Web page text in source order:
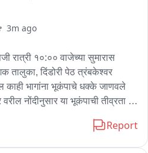
3m ago
रात्री १०:०० वाजेच्या सुमारास
तालुका, दिंडोरी पेठ त्रंबकेश्वर
काही भागांना भूकंपाचे धक्के जाणवले
नोंदीनुसार या भूकंपाची तीव्रता
जवळील जमिनीखाली ५ किलोमीटर
Report